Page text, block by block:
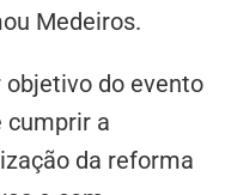
Medeiros.
objetivo do evento
cumprir a
da reforma